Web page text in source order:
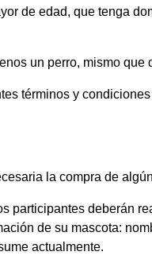
de edad, que tenga
un perro, mismo
términos y
la compra de
participantes deberán
de su mascota:
actualmente.